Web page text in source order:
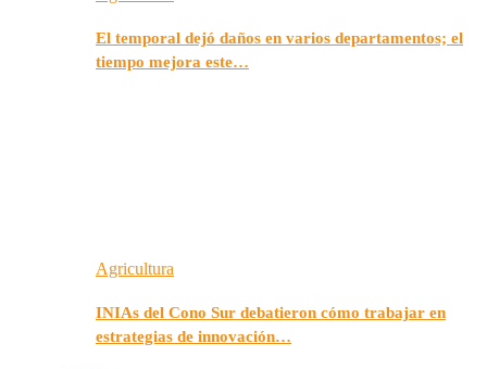
El temporal dejó daños en varios departamentos; el
tiempo mejora este…
Agricultura
INIAs del Cono Sur debatieron cómo trabajar en
estrategias de innovación…